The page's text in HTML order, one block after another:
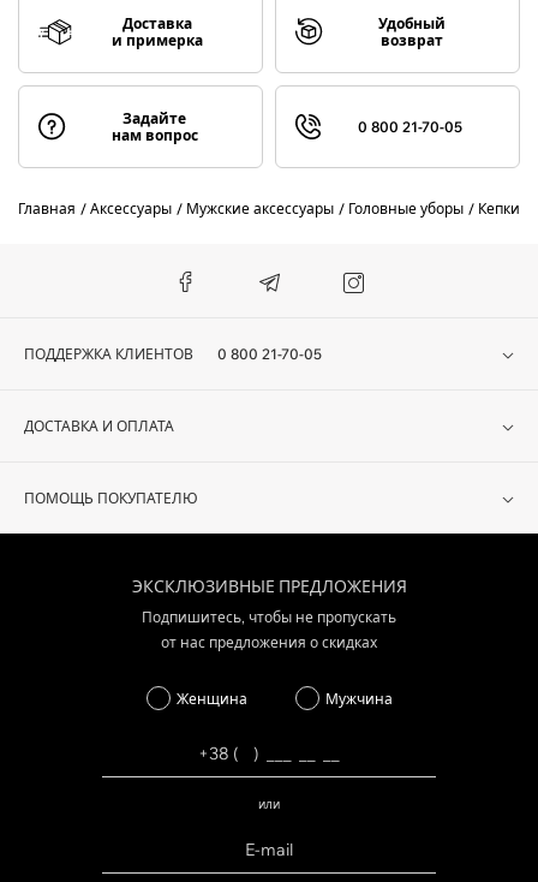
Доставка
и примерка
Удобный
возврат
Задайте
нам вопрос
0 800 21-70-05
Главная Аксессуары Мужские аксессуары Головные уборы Кепки
ПОДДЕРЖКА КЛИЕНТОВ 0 800 21-70-05
ДОСТАВКА И ОПЛАТА
ПОМОЩЬ ПОКУПАТЕЛЮ
ЭКСКЛЮЗИВНЫЕ ПРЕДЛОЖЕНИЯ
Подпишитесь, чтобы не пропускать
от нас предложения о скидках
Женщина Мужчина
или